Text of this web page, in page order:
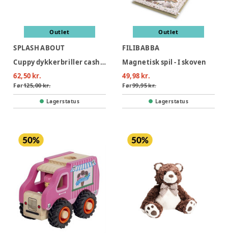
Outlet
SPLASH ABOUT
Cuppy dykkerbriller cashmere- infant 2-6 years
62,50 kr.
Før125,00 kr.
Lagerstatus
Outlet
FILIBABBA
Magnetisk spil - I skoven
49,98 kr.
Før99,95 kr.
Lagerstatus